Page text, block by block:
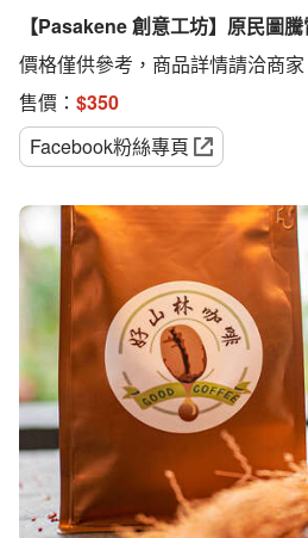
【Pasakene 創意工坊】原民圖
價格僅供參考，商品詳情請洽商家
售價： $350
Facebook粉絲專頁